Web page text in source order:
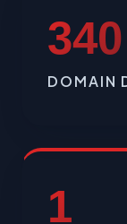
340
DOMAIN
1